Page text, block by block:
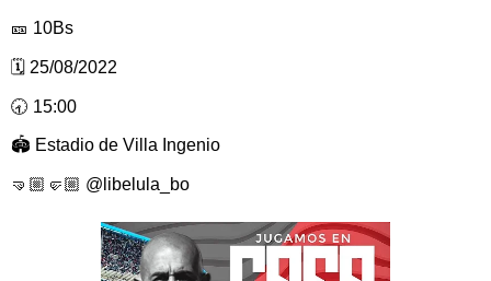
🎫 10Bs
🗓 25/08/2022
🕣 15:00
🏟 Estadio de Villa Ingenio
🤜🏼🤛🏼 @libelula_bo